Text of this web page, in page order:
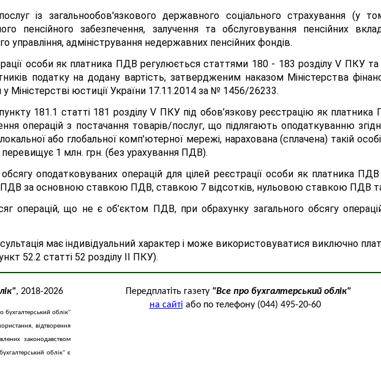
із загальнообов'язкового державного соціального страхування (у
пенсійного забезпечення, залучення та обслуговування пенсійних
управління, адміністрування недержавних пенсійних фондів.
особи як платника ПДВ регулюється статтями 180 - 183 розділу V ПКУ
податку на додану вартість, затвердженим наказом Міністерства
Міністерстві юстиції України 17.11.2014 зa № 1456/26233.
181.1 статті 181 розділу V ПКУ під обов’язкову реєстрацію як платника
операцій з постачання товарів/послуг, що підлягають оподаткуванню
або глобальної комп'ютерної мережі, нарахована (сплачена) такій
перевищує 1 млн. грн. (без урахування ПДВ).
оподатковуваних операцій для цілей реєстрації особи як платника
за основною ставкою ПДВ, ставкою 7 відсотків, нульовою ставкою ПДВ та
операцій, що не є об’єктом ПДВ, при обрахунку загального обсягу
має індивідуальний характер і може використовуватися виключно
52.2 статті 52 розділу II ПКУ).
, 2018-2026
бухгалтерський облік"
відтворення
законодавством
облік" є
Передплатіть газету "Все про бухгалтерський облік"
на сайті або по телефону (044) 495-20-60